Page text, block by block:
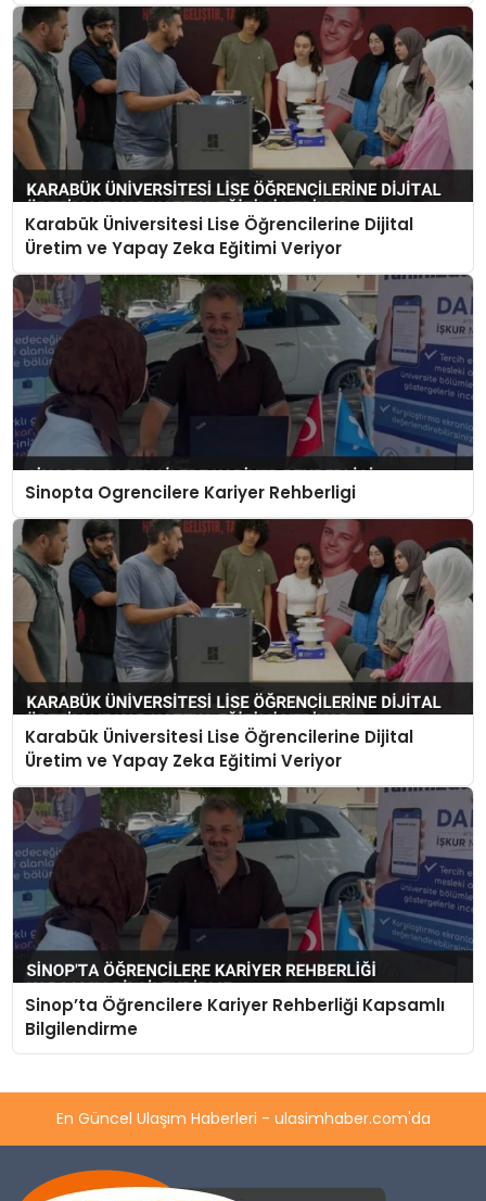
Karabük Üniversitesi Lise Öğrencilerine Dijital
Üretim ve Yapay Zeka Eğitimi Veriyor
Sinopta Ogrencilere Kariyer Rehberligi
Karabük Üniversitesi Lise Öğrencilerine Dijital
Üretim ve Yapay Zeka Eğitimi Veriyor
Sinop’ta Öğrencilere Kariyer Rehberliği Kapsamlı
Bilgilendirme
En Güncel Ulaşım Haberleri - ulasimhaber.com'da